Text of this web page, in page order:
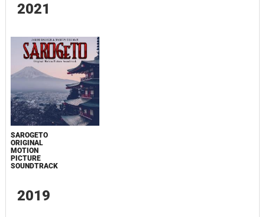
2021
SAROGETO
ORIGINAL
MOTION
PICTURE
SOUNDTRACK
2019